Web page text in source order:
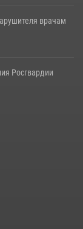
врачам
Росгвардии